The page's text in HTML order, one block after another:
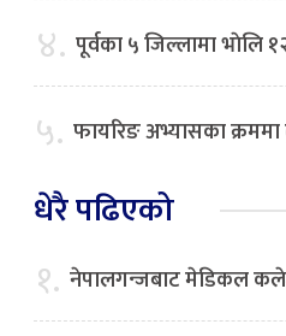
४. पूर्वका ५ जिल्लामा भाेलि
५. फायरिङ अभ्यासका
धेरै पढिएको
१. नेपालगन्जबाट मेडिकल